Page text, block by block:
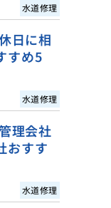
水道修理
日に相
すめ5
水道修理
理会社
おすす
水道修理